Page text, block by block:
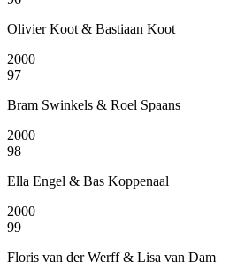
Olivier Koot & Bastiaan Koot
2000
97
Bram Swinkels & Roel Spaans
2000
98
Ella Engel & Bas Koppenaal
2000
99
Floris van der Werff & Lisa van Dam